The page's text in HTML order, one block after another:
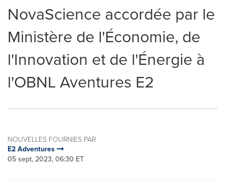
NovaScience accordée par le
Ministère de l'Économie, de
l'Innovation et de l'Énergie à
l'OBNL Aventures E2
NOUVELLES FOURNIES PAR
E2 Adventures
05 sept, 2023, 06:30 ET